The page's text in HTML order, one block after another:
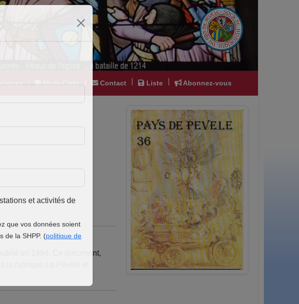
Mots-Clefs Contact Liste Abonnez-vous
en 1994. Ce document,
la rubrique La Pévèle et
et activités de
que vos données soient
la SHPP. (